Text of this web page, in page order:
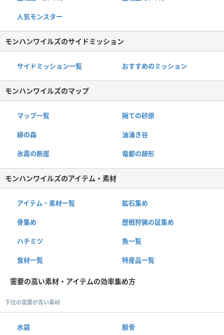
人気モンスター
モンハンワイルズのサイドミッション
サイドミッション一覧 おすすめのミッション
モンハンワイルズのマップ
マップ一覧 隔ての砂原
緋の森 油涌き谷
氷霧の断崖 竜都の跡形
モンハンワイルズのアイテム・素材
アイテム・素材一覧 鉱石集め
骨集め 歴戦狩猟の証集め
ハチミツ 魚一覧
食材一覧 特産品一覧
需要の高い素材・アイテムの効率集め方
下位の需要が高い素材
水袋 獣骨